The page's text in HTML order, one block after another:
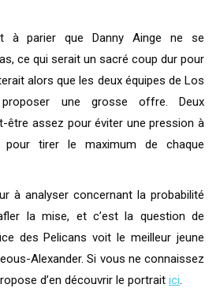
parier que Danny Ainge ne se
ce qui serait un sacré coup dur pour
alors que les deux équipes de Los
une grosse offre. Deux
être assez pour éviter une pression à
tirer le maximum de chaque
à analyser concernant la probabilité
la mise, et c’est la question de
des Pelicans voit le meilleur jeune
Alexander. Si vous ne connaissez
d’en découvrir le portrait ici.